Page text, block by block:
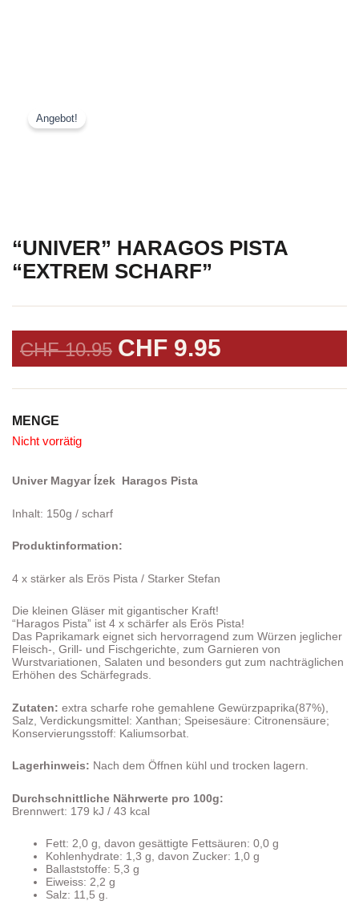
Angebot!
“UNIVER” HARAGOS PISTA
“EXTREM SCHARF”
CHF10.95 URSPRÜNGLICHER
PREIS
WAR:
CHF 9.95
PREIS
IST:
MENGE
Nicht vorrätig
Univer Magyar Ízek Haragos Pista
Inhalt: 150g / scharf
Produktinformation:
4 x stärker als Erös Pista / Starker Stefan
Die kleinen Gläser mit gigantischer Kraft!
“Haragos Pista” ist 4 x schärfer als Erös Pista!
Das Paprikamark eignet sich hervorragend zum Würzen jeglicher
Fleisch-, Grill- und Fischgerichte, zum Garnieren von
Wurstvariationen, Salaten und besonders gut zum nachträglichen
Erhöhen des Schärfegrads.
Zutaten: extra scharfe rohe gemahlene Gewürzpaprika(87%),
Salz, Verdickungsmittel: Xanthan; Speisesäure: Citronensäure;
Konservierungsstoff: Kaliumsorbat.
Lagerhinweis: Nach dem Öffnen kühl und trocken lagern.
Durchschnittliche Nährwerte pro 100g:
Brennwert: 179 kJ / 43 kcal
Fett: 2,0 g, davon gesättigte Fettsäuren: 0,0 g
Kohlenhydrate: 1,3 g, davon Zucker: 1,0 g
Ballaststoffe: 5,3 g
Eiweiss: 2,2 g
Salz: 11,5 g.